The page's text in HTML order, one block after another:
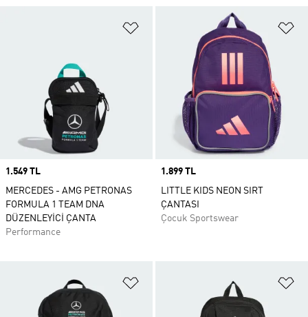
Favori Listesine Ekle
Price
1.549 TL
MERCEDES - AMG PETRONAS
FORMULA 1 TEAM DNA
DÜZENLEYİCİ ÇANTA
Performance
Price
1.899 TL
LITTLE KIDS NEON SIRT
ÇANTASI
Çocuk Sportswear
Favori Listesine Ekle